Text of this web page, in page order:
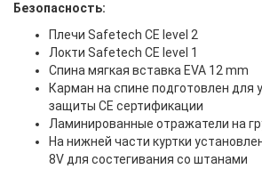
Безопасность:
Плечи Safetech CE level 2
Локти Safetech CE level 1
Спина мягкая вставка EVA 12 mm
Карман на спине подготовлен для
защиты CE сертификации
Ламинированные отражатели на
На нижней части куртки
8V для состегивания со штанами